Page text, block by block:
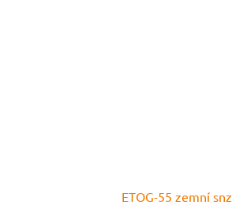
ETOG-55 zemní snz